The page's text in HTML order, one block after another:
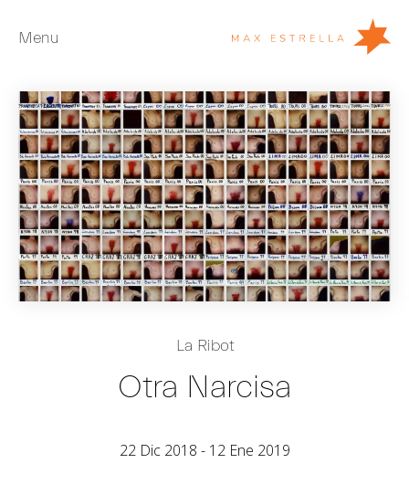
Menu
Artistas
Exposiciones
Ferias
Noticias
Young Collectors
Acerca de
La Ribot
Otra Narcisa
22 Dic 2018 - 12 Ene 2019